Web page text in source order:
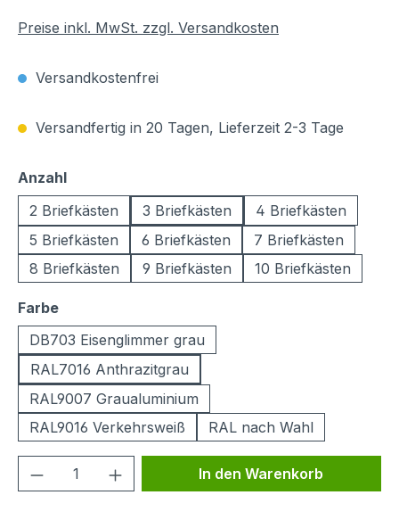
Preise inkl. MwSt. zzgl. Versandkosten
Versandkostenfrei
Versandfertig in 20 Tagen, Lieferzeit 2-3 Tage
Anzahlauswählen
2 Briefkästen
3 Briefkästen
4 Briefkästen
5 Briefkästen
6 Briefkästen
7 Briefkästen
8 Briefkästen
9 Briefkästen 10 Briefkästen
Farbeauswählen
DB703 Eisenglimmer grau
RAL7016 Anthrazitgrau
RAL9007 Graualuminium
RAL9016 Verkehrsweiß
RAL nach Wahl
Produkt Anzahl: Gib denIn den Warenkorb